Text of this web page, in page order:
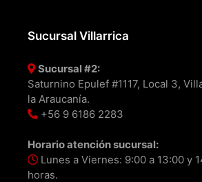
Sucursal Villarrica
Sucursal #2:
Saturnino Epulef #1117, Local 3,
la Araucanía.
+56 9 6186 2283
Horario atención sucursal:
Lunes a Viernes: 9:00 a 13:00 y
horas.